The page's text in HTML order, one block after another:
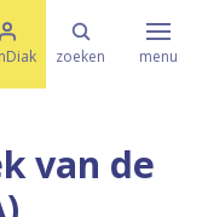
zoeken
M
e
menu
van de